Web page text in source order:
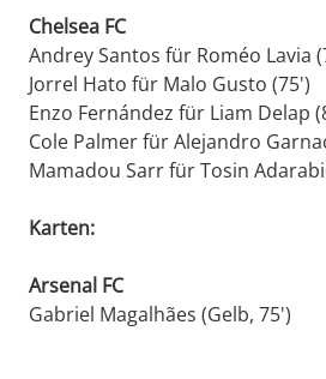
Chelsea FC
Andrey Santos für Roméo Lavia
Jorrel Hato für Malo Gusto (75')
Enzo Fernández für Liam Delap
Cole Palmer für Alejandro
Mamadou Sarr für Tosin
Karten:
Arsenal FC
Gabriel Magalhães (Gelb, 75')